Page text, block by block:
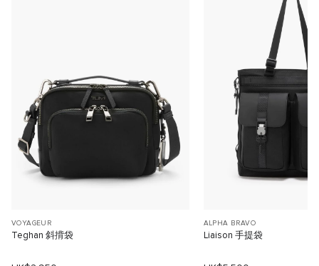
VOYAGEUR
Teghan 斜揹袋
ALPHA BRAVO
Liaison 手提袋